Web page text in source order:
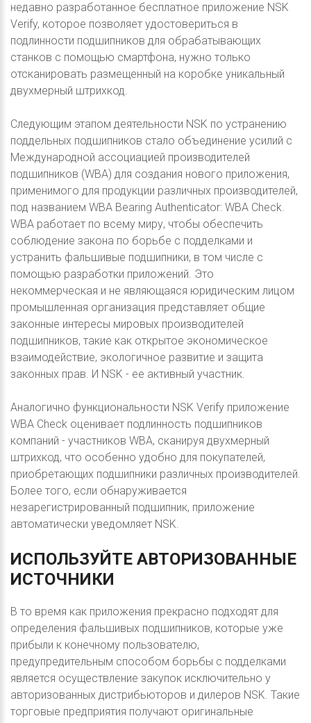
недавно разработанное бесплатное приложение NSK
Verify, которое позволяет удостовериться в
подлинности подшипников для обрабатывающих
станков с помощью смартфона, нужно только
отсканировать размещенный на коробке уникальный
двухмерный штрихкод.
Следующим этапом деятельности NSK по устранению
поддельных подшипников стало объединение усилий с
Международной ассоциацией производителей
подшипников (WBA) для создания нового приложения,
применимого для продукции различных производителей,
под названием WBA Bearing Authenticator: WBA Check.
WBA работает по всему миру, чтобы обеспечить
соблюдение закона по борьбе с подделками и
устранить фальшивые подшипники, в том числе с
помощью разработки приложений. Это
некоммерческая и не являющаяся юридическим лицом
промышленная организация представляет общие
законные интересы мировых производителей
подшипников, такие как открытое экономическое
взаимодействие, экологичное развитие и защита
законных прав. И NSK - ее активный участник.
Аналогично функциональности NSK Verify приложение
WBA Check оценивает подлинность подшипников
компаний - участников WBA, сканируя двухмерный
штрихкод, что особенно удобно для покупателей,
приобретающих подшипники различных производителей.
Более того, если обнаруживается
незарегистрированный подшипник, приложение
автоматически уведомляет NSK.
ИСПОЛЬЗУЙТЕ АВТОРИЗОВАННЫЕ
ИСТОЧНИКИ
В то время как приложения прекрасно подходят для
определения фальшивых подшипников, которые уже
прибыли к конечному пользователю,
предупредительным способом борьбы с подделками
является осуществление закупок исключительно у
авторизованных дистрибьюторов и дилеров NSK. Такие
торговые предприятия получают оригинальные